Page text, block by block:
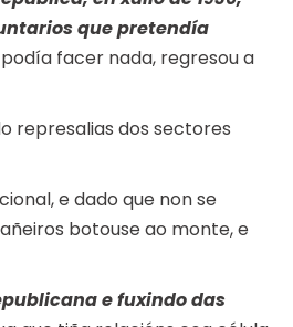
que pretendía
facer nada, regresou a
represalias dos sectores
e dado que non se
botouse ao monte, e
e fuxindo das